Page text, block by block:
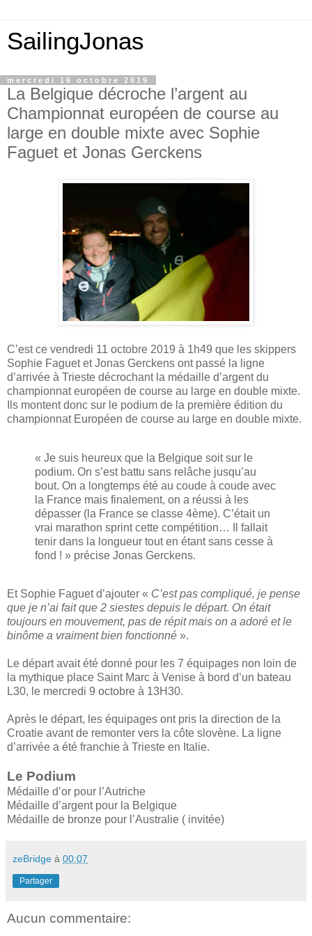
SailingJonas
mercredi 16 octobre 2019
La Belgique décroche l’argent au
Championnat européen de course au
large en double mixte avec Sophie
Faguet et Jonas Gerckens
C’est ce vendredi 11 octobre 2019 à 1h49 que les skippers
Sophie Faguet et Jonas Gerckens ont passé la ligne
d’arrivée à Trieste décrochant la médaille d’argent du
championnat européen de course au large en double mixte.
Ils montent donc sur le podium de la première édition du
championnat Européen de course au large en double mixte.
« Je suis heureux que la Belgique soit sur le
podium. On s’est battu sans relâche jusqu’au
bout. On a longtemps été au coude à coude avec
la France mais finalement, on a réussi à les
dépasser (la France se classe 4ème). C’était un
vrai marathon sprint cette compétition… Il fallait
tenir dans la longueur tout en étant sans cesse à
fond ! » précise Jonas Gerckens.
Et Sophie Faguet d’ajouter « C’est pas compliqué, je pense
que je n’ai fait que 2 siestes depuis le départ. On était
toujours en mouvement, pas de répit mais on a adoré et le
binôme a vraiment bien fonctionné ».
Le départ avait été donné pour les 7 équipages non loin de
la mythique place Saint Marc à Venise à bord d’un bateau
L30, le mercredi 9 octobre à 13H30.
Après le départ, les équipages ont pris la direction de la
Croatie avant de remonter vers la côte slovène. La ligne
d’arrivée a été franchie à Trieste en Italie.
Le Podium
Médaille d’or pour l’Autriche
Médaille d’argent pour la Belgique
Médaille de bronze pour l’Australie ( invitée)
zeBridge à 00:07
Partager
Aucun commentaire: